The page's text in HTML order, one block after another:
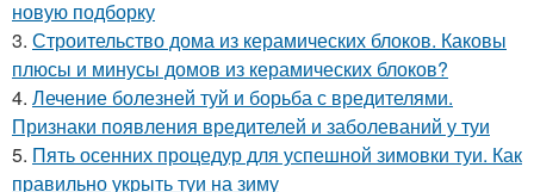
новую подборку
3. Строительство дома из керамических блоков. Каковы
плюсы и минусы домов из керамических блоков?
4. Лечение болезней туй и борьба с вредителями.
Признаки появления вредителей и заболеваний у туи
5. Пять осенних процедур для успешной зимовки туи. Как
правильно укрыть туи на зиму